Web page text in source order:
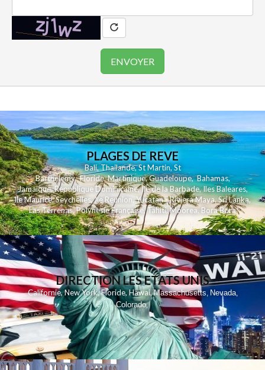
PLAGES DE REVE
Bali,Thailande,St Martin,St
Barthelemy,Floride,Martinique,Guadeloupe,Bahamas,
Jamaique,Republique Dominicaine,Ile de la Barbade,Iles Baleares,
Ile Maurice,Seychelles,Ile Reunion,Yucatan - Riviera Maya,Sri Lanka,
Las Terrenas,Polynesie Française,Tahiti,Moorea, Bora Bora
DIRECTION LES ETATS UNIS
Californie,New York,Floride,Hawai,Massachusetts, Nevada,
Colorado,